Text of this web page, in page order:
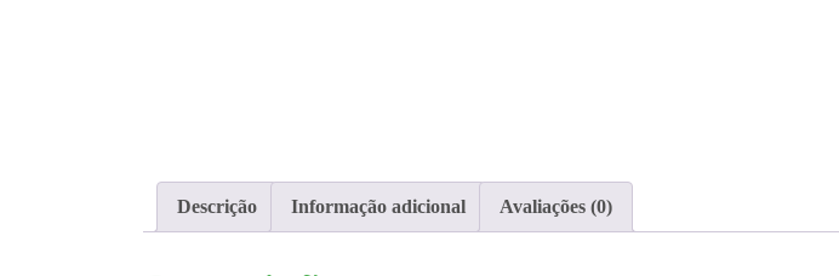
Descrição Informação adicional Avaliações (0)